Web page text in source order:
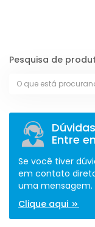
Pesquisa de
Entre
Se você tiver
em contato
uma mensagem.
Clique aqui